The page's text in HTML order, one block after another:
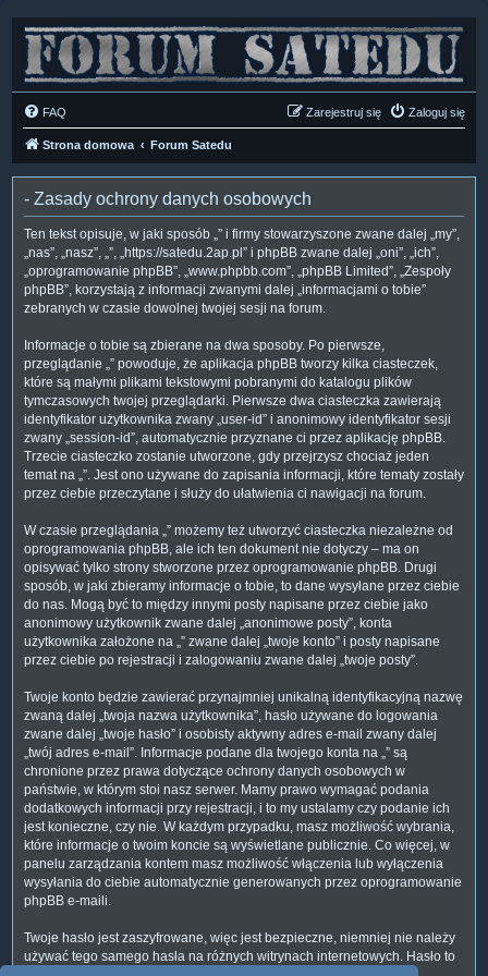
FAQ Zaloguj się
Zarejestruj się
Strona domowa Forum Satedu
- Zasady ochrony danych osobowych
Ten tekst opisuje, w jaki sposób „” i firmy stowarzyszone zwane dalej „my”,
„nas”, „nasz”, „”, „https://satedu.2ap.pl” i phpBB zwane dalej „oni”, „ich”,
„oprogramowanie phpBB”, „www.phpbb.com”, „phpBB Limited”, „Zespoły
phpBB”, korzystają z informacji zwanymi dalej „informacjami o tobie”
zebranych w czasie dowolnej twojej sesji na forum.
Informacje o tobie są zbierane na dwa sposoby. Po pierwsze,
przeglądanie „” powoduje, że aplikacja phpBB tworzy kilka ciasteczek,
które są małymi plikami tekstowymi pobranymi do katalogu plików
tymczasowych twojej przeglądarki. Pierwsze dwa ciasteczka zawierają
identyfikator użytkownika zwany „user-id” i anonimowy identyfikator sesji
zwany „session-id”, automatycznie przyznane ci przez aplikację phpBB.
Trzecie ciasteczko zostanie utworzone, gdy przejrzysz chociaż jeden
temat na „”. Jest ono używane do zapisania informacji, które tematy zostały
przez ciebie przeczytane i służy do ułatwienia ci nawigacji na forum.
W czasie przeglądania „” możemy też utworzyć ciasteczka niezależne od
oprogramowania phpBB, ale ich ten dokument nie dotyczy – ma on
opisywać tylko strony stworzone przez oprogramowanie phpBB. Drugi
sposób, w jaki zbieramy informacje o tobie, to dane wysyłane przez ciebie
do nas. Mogą być to między innymi posty napisane przez ciebie jako
anonimowy użytkownik zwane dalej „anonimowe posty”, konta
użytkownika założone na „” zwane dalej „twoje konto” i posty napisane
przez ciebie po rejestracji i zalogowaniu zwane dalej „twoje posty”.
Twoje konto będzie zawierać przynajmniej unikalną identyfikacyjną nazwę
zwaną dalej „twoja nazwa użytkownika”, hasło używane do logowania
zwane dalej „twoje hasło” i osobisty aktywny adres e-mail zwany dalej
„twój adres e-mail”. Informacje podane dla twojego konta na „” są
chronione przez prawa dotyczące ochrony danych osobowych w
państwie, w którym stoi nasz serwer. Mamy prawo wymagać podania
dodatkowych informacji przy rejestracji, i to my ustalamy czy podanie ich
jest konieczne, czy nie. W każdym przypadku, masz możliwość wybrania,
które informacje o twoim koncie są wyświetlane publicznie. Co więcej, w
panelu zarządzania kontem masz możliwość włączenia lub wyłączenia
wysyłania do ciebie automatycznie generowanych przez oprogramowanie
phpBB e-maili.
Twoje hasło jest zaszyfrowane, więc jest bezpieczne, niemniej nie należy
używać tego samego hasła na różnych witrynach internetowych. Hasło to